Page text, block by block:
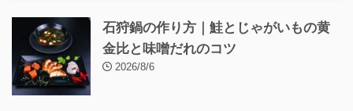
石狩鍋の作り方｜鮭とじゃがいもの黄
金比と味噌だれのコツ
2026/8/6